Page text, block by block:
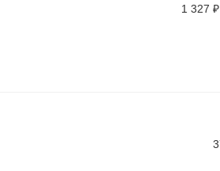
1 327 ₽